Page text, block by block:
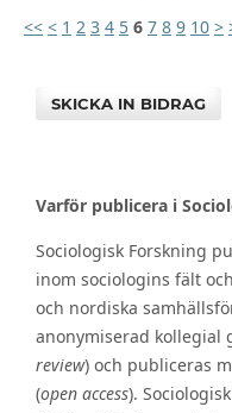
<< < 1 2 3 4 5 6 7 8 9 10 >
SKICKA IN BIDRAG
Varför publicera i
Sociologisk Forskning
inom sociologins fält
och nordiska
anonymiserad kollegial
review) och publiceras
(open access).